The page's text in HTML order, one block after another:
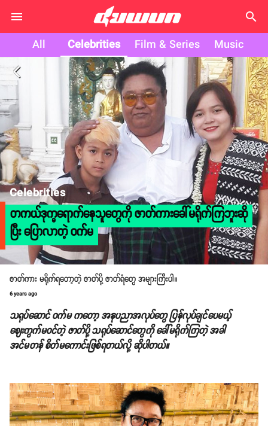
search
All Celebrities Film & Series Music
arrow_back_ios
Celebrities
တကယ်ဒုက္ခရောက်နေသူတွေကို ဇာတ်ကားခေါ်မရိုက်ကြဘူးဆို
ပြီး ပြောလာတဲ့ ဝက်မ
ဇာတ်ကား မရိုက်ရတော့တဲ့ ဇာတ်ပို့ ဇာတ်ရံတွေ အများကြီးပါ။
6 years ago
သရုပ်ဆောင် ဝက်မ ကတော့ အနုပညာအလုပ်တွေ ပြန်လုပ်ချင်ပေမယ့်
ဈေးကွက်မဝင်တဲ့ ဇာတ်ပို့ သရုပ်ဆောင်တွေကို ခေါ်မရိုက်ကြတဲ့ အခါ
အင်မတန် စိတ်မကောင်းဖြစ်ရတယ်လို့ ဆိုပါတယ်။